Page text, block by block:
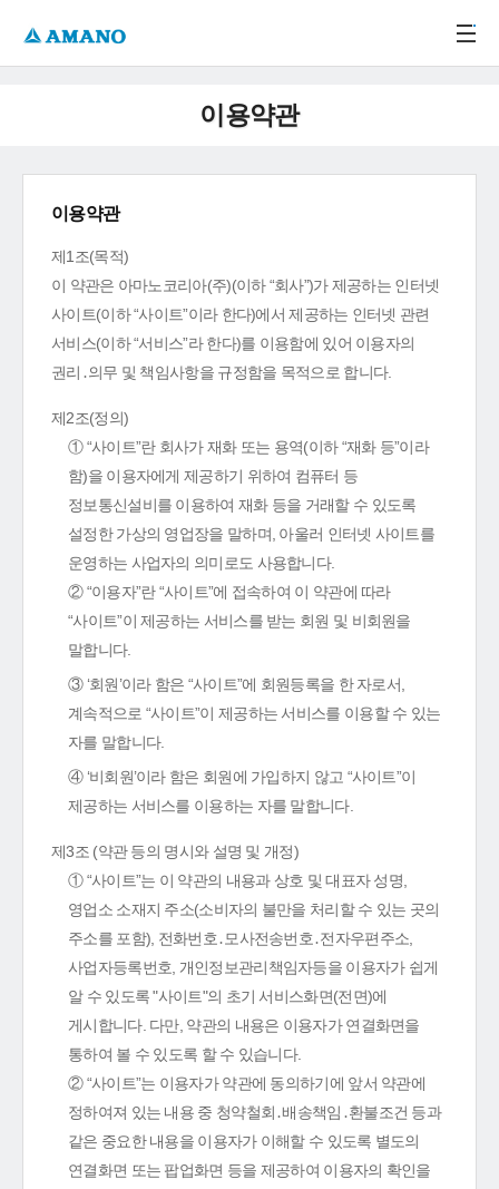
이용약관
이용약관
제1조(목적)
이 약관은 아마노코리아(주)(이하 “회사”)가 제공하는 인터넷
사이트(이하 “사이트”이라 한다)에서 제공하는 인터넷 관련
서비스(이하 “서비스”라 한다)를 이용함에 있어 이용자의
권리․의무 및 책임사항을 규정함을 목적으로 합니다.
제2조(정의)
① “사이트”란 회사가 재화 또는 용역(이하 “재화 등”이라
함)을 이용자에게 제공하기 위하여 컴퓨터 등
정보통신설비를 이용하여 재화 등을 거래할 수 있도록
설정한 가상의 영업장을 말하며, 아울러 인터넷 사이트를
운영하는 사업자의 의미로도 사용합니다.
② “이용자”란 “사이트”에 접속하여 이 약관에 따라
“사이트”이 제공하는 서비스를 받는 회원 및 비회원을
말합니다.
③ ‘회원’이라 함은 “사이트”에 회원등록을 한 자로서,
계속적으로 “사이트”이 제공하는 서비스를 이용할 수 있는
자를 말합니다.
④ ‘비회원’이라 함은 회원에 가입하지 않고 “사이트”이
제공하는 서비스를 이용하는 자를 말합니다.
제3조 (약관 등의 명시와 설명 및 개정)
① “사이트”는 이 약관의 내용과 상호 및 대표자 성명,
영업소 소재지 주소(소비자의 불만을 처리할 수 있는 곳의
주소를 포함), 전화번호․모사전송번호․전자우편주소,
사업자등록번호, 개인정보관리책임자등을 이용자가 쉽게
알 수 있도록 "사이트"의 초기 서비스화면(전면)에
게시합니다. 다만, 약관의 내용은 이용자가 연결화면을
통하여 볼 수 있도록 할 수 있습니다.
② “사이트”는 이용자가 약관에 동의하기에 앞서 약관에
정하여져 있는 내용 중 청약철회․배송책임․환불조건 등과
같은 중요한 내용을 이용자가 이해할 수 있도록 별도의
연결화면 또는 팝업화면 등을 제공하여 이용자의 확인을